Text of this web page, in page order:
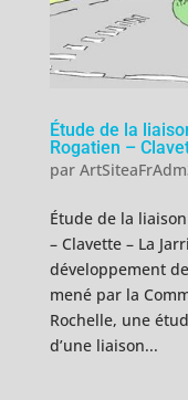
Étude de la
Rogatien –
par
Étude de la
– Clavette – La
développement
mené par la
Rochelle, une
d’une liaison...